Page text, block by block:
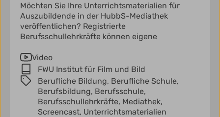
Möchten Sie Ihre Unterrichtsmaterialien für
Auszubildende in der HubbS-Mediathek
veröffentlichen? Registrierte
Berufsschullehrkräfte können eigene
Video
FWU Institut für Film und Bild
Berufliche Bildung, Berufliche Schule,
Berufsbildung, Berufsschule,
Berufsschullehrkräfte, Mediathek,
Screencast, Unterrichtsmaterialien